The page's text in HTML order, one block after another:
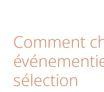
Comment
sélection